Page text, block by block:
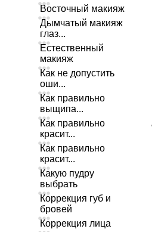
Восточный макияж
Дымчатый макияж
глаз...
Естественный
макияж
Как не допустить
оши...
Как правильно
выщипа...
Как правильно
красит...
Как правильно
красит...
Какую пудру
выбрать
Коррекция губ и
бровей
Коррекция лица